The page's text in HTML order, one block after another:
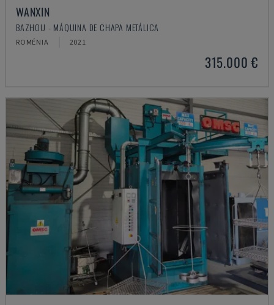
WANXIN
BAZHOU - MÁQUINA DE CHAPA METÁLICA
ROMÉNIA 2021
315.000 €